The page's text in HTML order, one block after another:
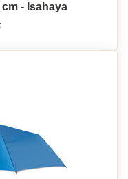
- Isahaya